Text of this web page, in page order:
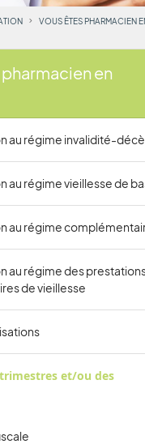
VOUS ÊTES PHARMACIEN
en
au régime invalidité-
au régime vieillesse de
au régime
au régime des
de vieillesse
et/ou des